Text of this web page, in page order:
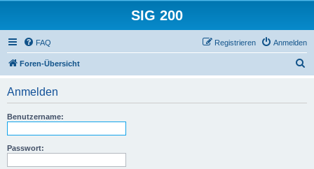
SIG 200
FAQ Anmelden
Registrieren
Foren-Übersicht
Anmelden
Benutzername:
Passwort: